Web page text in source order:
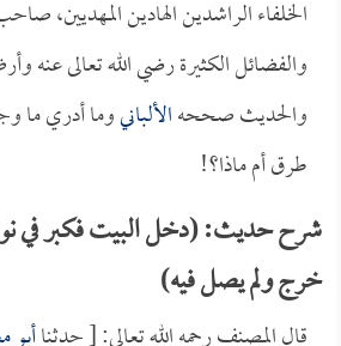
الخلفاء الراشدين الهادين المهديين،
والفضائل الكثيرة رضي الله تعالى عنه
والحديث صححهالألبانيوما أدري ما
طرق أم ماذا؟!
شرح حديث: (دخل البيت فكبر في
خرج ولم يصل فيه)